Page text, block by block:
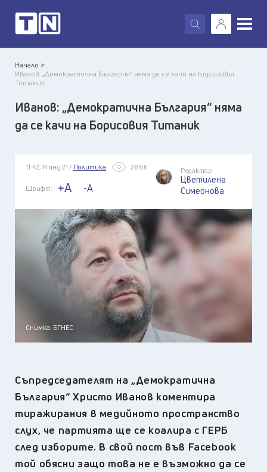
X
Начало >
Иванов: „Демократична България“ няма да се качи на Борисовия
Титаник
Иванов: „Демократична България“ няма
да се качи на Борисовия Титаник
11:42, 14 яну 21 / Политика 2886
Шрифт: +A -A
Редактор:
Цветилена
Симеонова
Снимка: БГНЕС
Съпредседателят на „Демократична
България“ Христо Иванов коментира
тиражирания в медийното пространство
слух, че партията ще се коалира с ГЕРБ
след изборите. В свой пост във Facebook
той обясни защо това не е възможно да се